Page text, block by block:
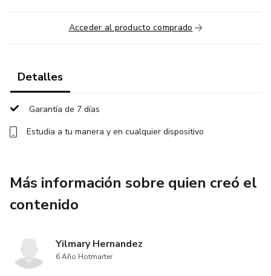
Acceder al producto comprado
Detalles
Garantía de 7 días
Estudia a tu manera y en cualquier dispositivo
Más información sobre quien creó el
contenido
Yilmary Hernandez
6 Año Hotmarter